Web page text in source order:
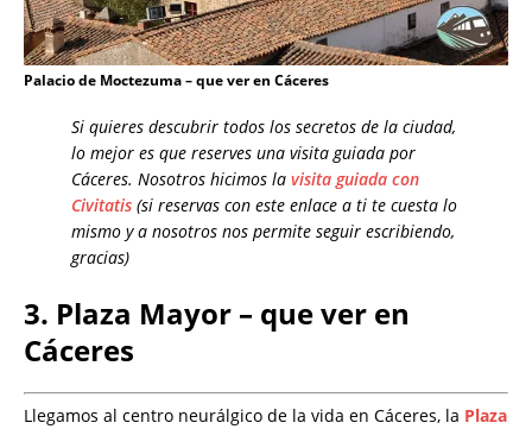
Palacio de Moctezuma – que ver en Cáceres
Si quieres descubrir todos los secretos de la ciudad,
lo mejor es que reserves una visita guiada por
Cáceres. Nosotros hicimos la visita guiada con
Civitatis (si reservas con este enlace a ti te cuesta lo
mismo y a nosotros nos permite seguir escribiendo,
gracias)
3. Plaza Mayor – que ver en
Cáceres
Llegamos al centro neurálgico de la vida en Cáceres, la Plaza